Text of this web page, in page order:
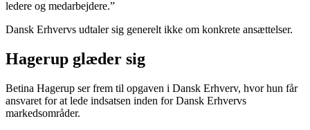
ledere og medarbejdere.”
Dansk Erhvervs udtaler sig generelt ikke om konkrete ansættelser.
Hagerup glæder sig
Betina Hagerup ser frem til opgaven i Dansk Erhverv, hvor hun får
ansvaret for at lede indsatsen inden for Dansk Erhvervs
markedsområder.